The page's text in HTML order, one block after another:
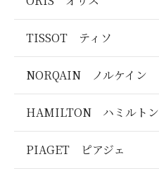
TISSOT ティソ
NORQAIN ノルケイン
HAMILTON ハミルトン
PIAGET ピアジェ